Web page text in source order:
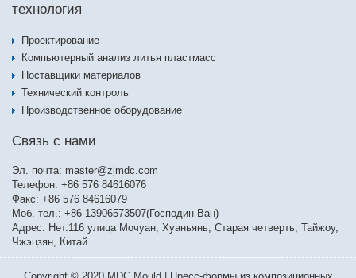
технология
Проектирование
Компьютерный анализ литья пластмасс
Поставщики материалов
Технический контроль
Производственное оборудование
Связь с нами
Эл. почта: master@zjmdc.com
Телефон: +86 576 84616076
Факс: +86 576 84616079
Моб. тел.: +86 13906573507(Господин Ван)
Адрес: Нет.116 улица Мочуан, Хуаньянь, Старая четверть, Тайжоу,
Чжэцзян, Китай